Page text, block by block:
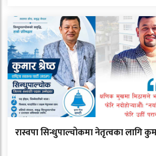
रास्वपा सिन्धुपाल्चोकमा नेतृत्वका लागि